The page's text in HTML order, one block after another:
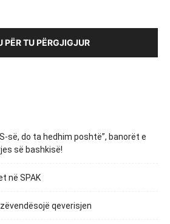
PËR TU PËRGJIGJUR
së, do ta hedhim poshtë”, banorët e
së bashkisë!
në SPAK
qeverisjen